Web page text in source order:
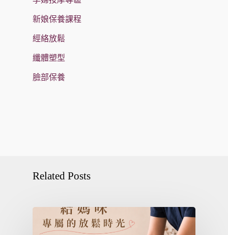
新娘保養課程
經絡放鬆
纖體塑型
臉部保養
Related Posts